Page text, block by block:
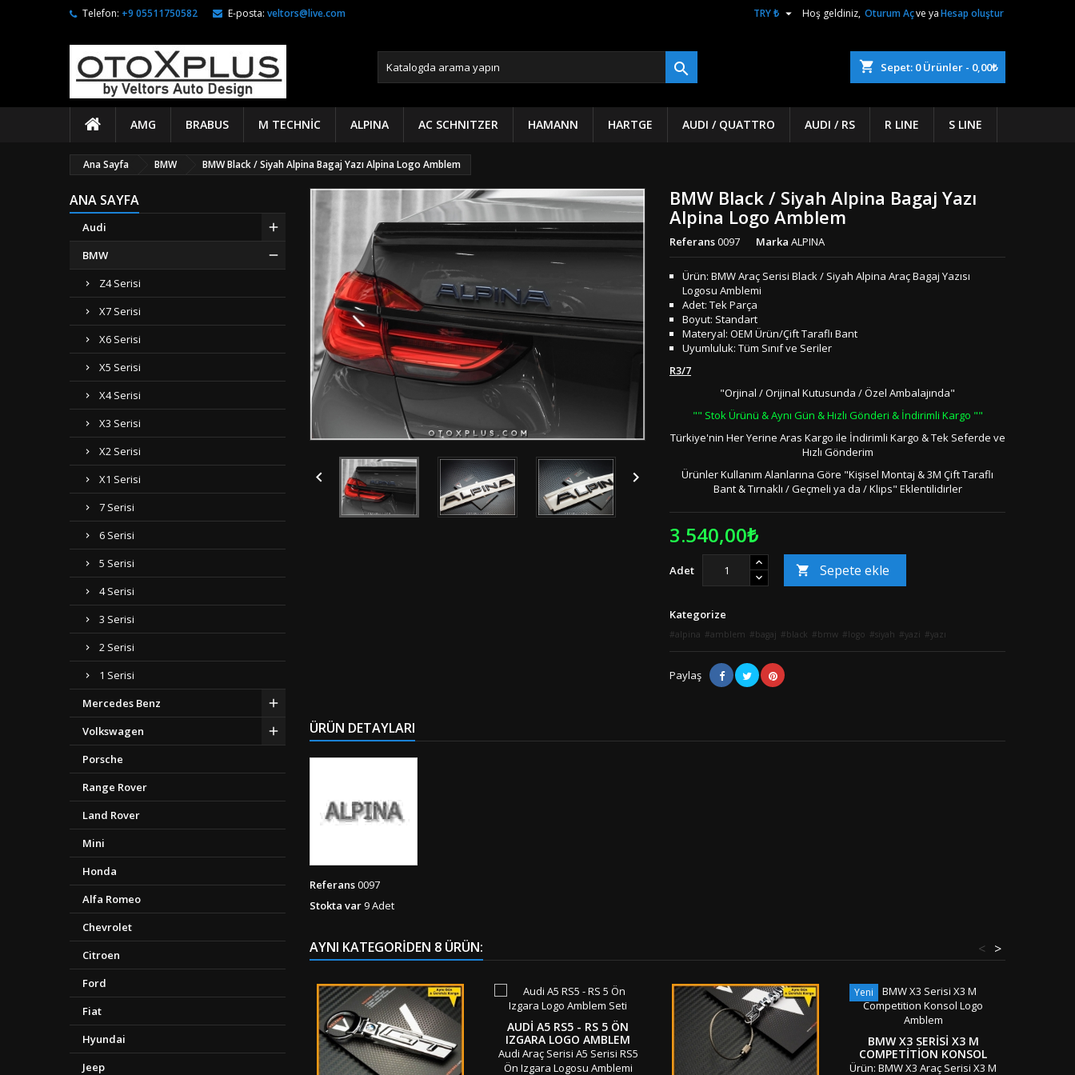
Telefon: +9 05511750582 E-posta: veltors@live.com Hoş geldiniz, Oturum Açve yaHesap oluştur
TRY ₺ 
shopping_cart Sepet: 0Ürünler - 0,00₺

AMG BRABUS M TECHNIC ALPINA AC SCHNITZER HAMANN HARTGE AUDI / QUATTRO AUDI / RS R LINE S LINE
Ana Sayfa BMW BMW Black / Siyah Alpina Bagaj Yazı Alpina Logo Amblem
ANA SAYFA
Audi
BMW
Z4 Serisi
X7 Serisi
X6 Serisi
X5 Serisi
X4 Serisi
X3 Serisi
X2 Serisi
X1 Serisi
7 Serisi
6 Serisi
5 Serisi
4 Serisi
3 Serisi
2 Serisi
1 Serisi
Mercedes Benz
Volkswagen
Porsche
Range Rover
Land Rover
Mini
Honda
Alfa Romeo
Chevrolet
Citroen
Ford
Fiat
Hyundai
Jeep
 
BMW Black / Siyah Alpina Bagaj Yazı
Alpina Logo Amblem
Referans0097 Marka ALPINA
Ürün: BMW Araç Serisi Black / Siyah Alpina Araç Bagaj Yazısı
Logosu Amblemi
Adet: Tek Parça
Boyut: Standart
Materyal: OEM Ürün/Çift Taraflı Bant
Uyumluluk: Tüm Sınıf ve Seriler
R3/7
"Orjinal / Orijinal Kutusunda / Özel Ambalajında"
"" Stok Ürünü & Aynı Gün & Hızlı Gönderi & İndirimli Kargo ""
Türkiye'nin Her Yerine Aras Kargo ile İndirimli Kargo & Tek Seferde ve
Hızlı Gönderim
Ürünler Kullanım Alanlarına Göre "Kişisel Montaj & 3M Çift Taraflı
Bant & Tırnaklı / Geçmeli ya da / Klips" Eklentilidirler
3.540,00₺
Adet  Sepete ekle
Kategorize
alpina amblem bagaj black bmw logo siyah yazi yazı
Paylaş
ÜRÜN DETAYLARI
Referans0097
Stokta var9 Adet
AYNI KATEGORIDEN 8 ÜRÜN: >
<
AUDI A5 RS5 - RS 5 ÖN
IZGARA LOGO AMBLEM
SETI
Audi Araç Serisi A5 Serisi RS5
Ön Izgara Logosu Amblemi
Yeni
BMW X3 SERISI X3 M
COMPETITION KONSOL
LOGO AMBLEM
Ürün: BMW X3 Araç Serisi X3 M